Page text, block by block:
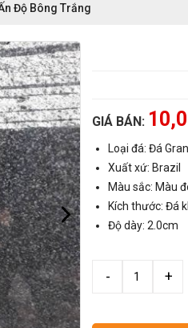
Độ Bông Trắng
GIÁ BÁN:
Loại đá: Đá
Xuất xứ: Brazil
Màu sắc: Màu
Kích thước: Đá
Độ dày: 2.0cm